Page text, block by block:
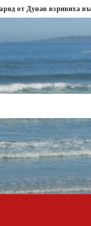
взривиха във Видин